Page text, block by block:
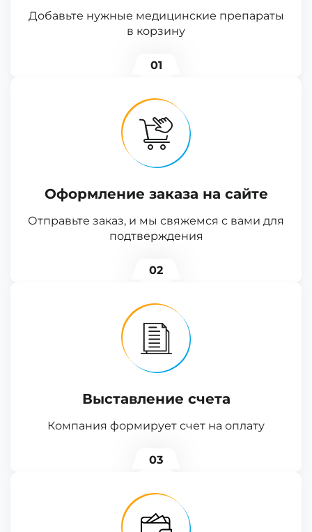
Добавьте нужные медицинские препараты
в корзину
01
Оформление заказа на сайте
Отправьте заказ, и мы свяжемся с вами для
подтверждения
02
Выставление счета
Компания формирует счет на оплату
03